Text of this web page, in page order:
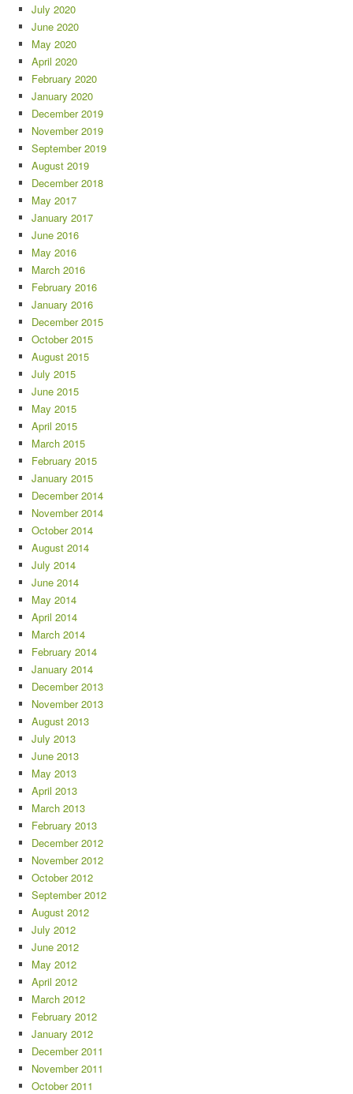
July 2020
June 2020
May 2020
April 2020
February 2020
January 2020
December 2019
November 2019
September 2019
August 2019
December 2018
May 2017
January 2017
June 2016
May 2016
March 2016
February 2016
January 2016
December 2015
October 2015
August 2015
July 2015
June 2015
May 2015
April 2015
March 2015
February 2015
January 2015
December 2014
November 2014
October 2014
August 2014
July 2014
June 2014
May 2014
April 2014
March 2014
February 2014
January 2014
December 2013
November 2013
August 2013
July 2013
June 2013
May 2013
April 2013
March 2013
February 2013
December 2012
November 2012
October 2012
September 2012
August 2012
July 2012
June 2012
May 2012
April 2012
March 2012
February 2012
January 2012
December 2011
November 2011
October 2011